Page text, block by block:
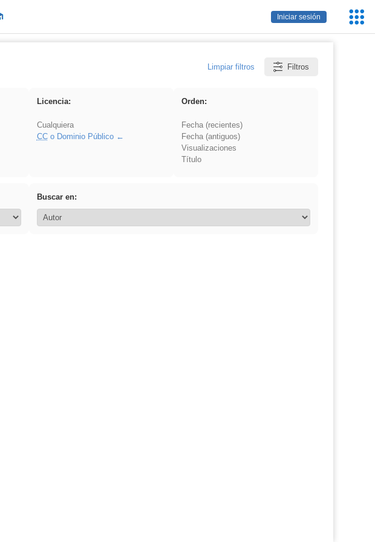
Iniciar sesión
Limpiar filtros Filtros
Licencia:
Cualquiera
CCo Dominio Público
Orden:
Fecha (recientes)
Fecha (antiguos)
Visualizaciones
Título
Buscar en: